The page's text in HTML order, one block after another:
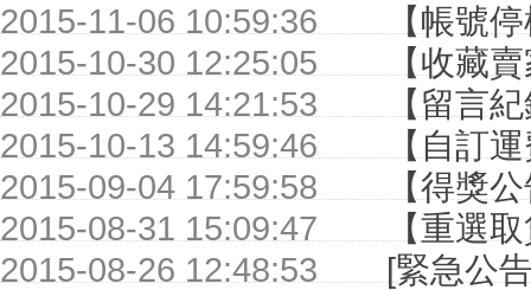
2015-11-06 10:59:36
【帳號
2015-10-30 12:25:05
【收藏
2015-10-29 14:21:53
【留言
2015-10-13 14:59:46
【自訂
2015-09-04 17:59:58
【得獎
2015-08-31 15:09:47
【重選
2015-08-26 12:48:53
[緊急公